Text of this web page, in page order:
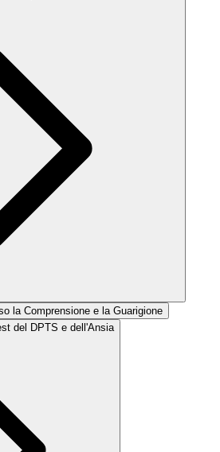
la Comprensione e la Guarigione
del DPTS e dell'Ansia